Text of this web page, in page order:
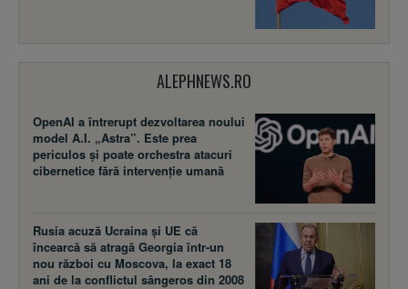
ALEPHNEWS.RO
OpenAI a întrerupt dezvoltarea noului
model A.I. „Astra”. Este prea
periculos și poate orchestra atacuri
cibernetice fără intervenție umană
Rusia acuză Ucraina şi UE că
încearcă să atragă Georgia într-un
nou război cu Moscova, la exact 18
ani de la conflictul sângeros din 2008